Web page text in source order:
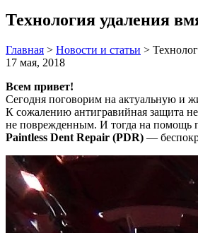
Технология удаления
Главная > Новости и статьи >
17 мая, 2018
Всем привет!
Сегодня поговорим на актуальную и
К сожалению антигравийная защита
не поврежденным. И тогда на помощь
Paintless Dent Repair (PDR) —